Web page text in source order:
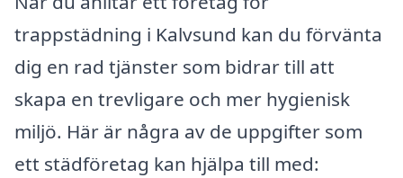
trappstädning i Kalvsund kan du förvänta
dig en rad tjänster som bidrar till att
skapa en trevligare och mer hygienisk
miljö. Här är några av de uppgifter som
ett städföretag kan hjälpa till med: